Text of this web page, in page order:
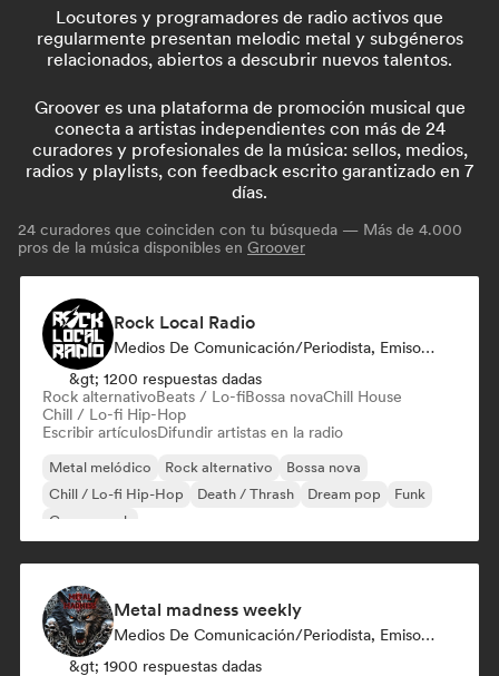
Locutores y programadores de radio activos que
regularmente presentan melodic metal y subgéneros
relacionados, abiertos a descubrir nuevos talentos.
Groover es una plataforma de promoción musical que
conecta a artistas independientes con más de 24
curadores y profesionales de la música: sellos, medios,
radios y playlists, con feedback escrito garantizado en 7
días.
24 curadores que coinciden con tu búsqueda — Más de 4.000
pros de la música disponibles en Groover
Rock Local Radio
Medios De Comunicación/Periodista, Emisoras De Radio
&gt; 1200 respuestas dadas
Rock alternativoBeats / Lo-fiBossa novaChill House
Chill / Lo-fi Hip-Hop
Escribir artículosDifundir artistas en la radio
Metal melódico Rock alternativo
Bossa nova
Chill / Lo-fi Hip-Hop
Death / Thrash Dream pop
Funk
Garage rock
Metal madness weekly
Medios De Comunicación/Periodista, Emisoras De Radio
&gt; 1900 respuestas dadas